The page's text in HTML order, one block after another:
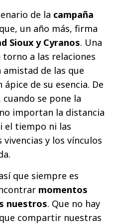
de la campaña
que, un año más, firma
Sioux y Cyranos. Una
a las relaciones
de las que
de su esencia. De
cuando se pone la
importan la distancia
el tiempo ni las
vivencias y los vínculos
que siempre es
momentos
nuestros. Que no hay
compartir nuestras